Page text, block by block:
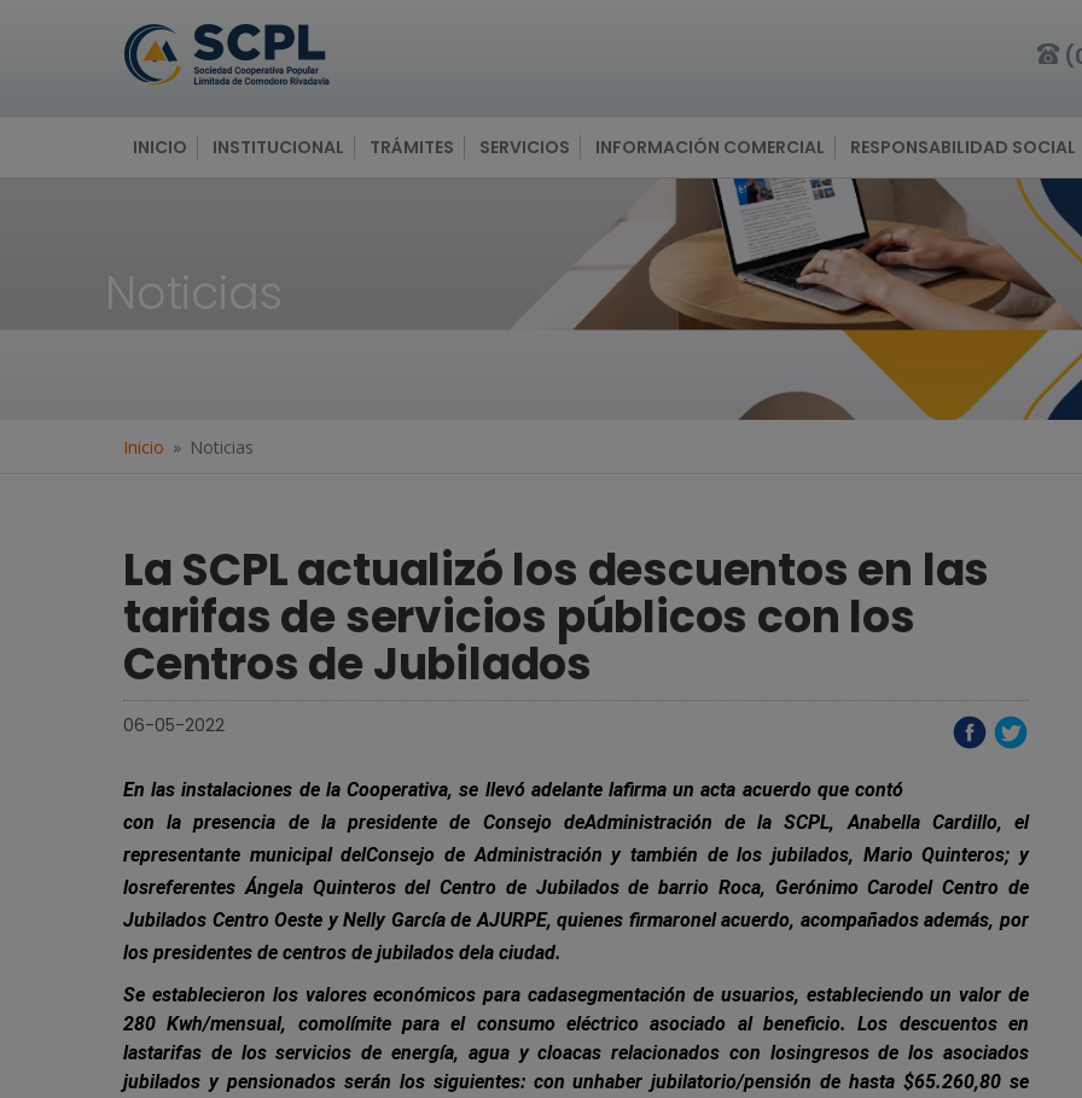
INICIO INSTITUCIONAL TRÁMITES SERVICIOS INFORMACIÓN COMERCIAL RESPONSABILIDAD SOCIAL
Noticias
Inicio Noticias
La SCPL actualizó los descuentos en las
tarifas de servicios públicos con los
Centros de Jubilados
06-05-2022
En las instalaciones de la Cooperativa, se llevó adelante lafirma un acta acuerdo que contó
con la presencia de la presidente de Consejo deAdministración de la SCPL, Anabella Cardillo, el
representante municipal delConsejo de Administración y también de los jubilados, Mario Quinteros; y
losreferentes Ángela Quinteros del Centro de Jubilados de barrio Roca, Gerónimo Carodel Centro de
Jubilados Centro Oeste y Nelly García de AJURPE, quienes firmaronel acuerdo, acompañados además, por
los presidentes de centros de jubilados dela ciudad.
Se establecieron los valores económicos para cadasegmentación de usuarios, estableciendo un valor de
280 Kwh/mensual, comolímite para el consumo eléctrico asociado al beneficio. Los descuentos en
lastarifas de los servicios de energía, agua y cloacas relacionados con losingresos de los asociados
jubilados y pensionados serán los siguientes: con unhaber jubilatorio/pensión de hasta $65.260,80 se